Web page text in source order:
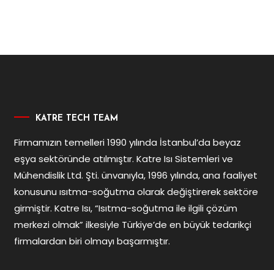
KATRE TECH TEAM
Firmamızın temelleri 1990 yılında İstanbul’da beyaz
eşya sektöründe atılmıştır. Katre Isı Sistemleri ve
Mühendislik Ltd. Şti. ünvanıyla, 1996 yılında, ana faaliyet
konusunu ısıtma-soğutma olarak değiştirerek sektöre
girmiştir. Katre Isı, “Isıtma-soğutma ile ilgili çözüm
merkezi olmak” ilkesiyle Türkiye’de en büyük tedarikçi
firmalardan biri olmayı başarmıştır.